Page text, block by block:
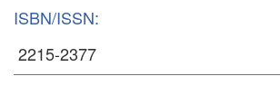
ISBN/ISSN: